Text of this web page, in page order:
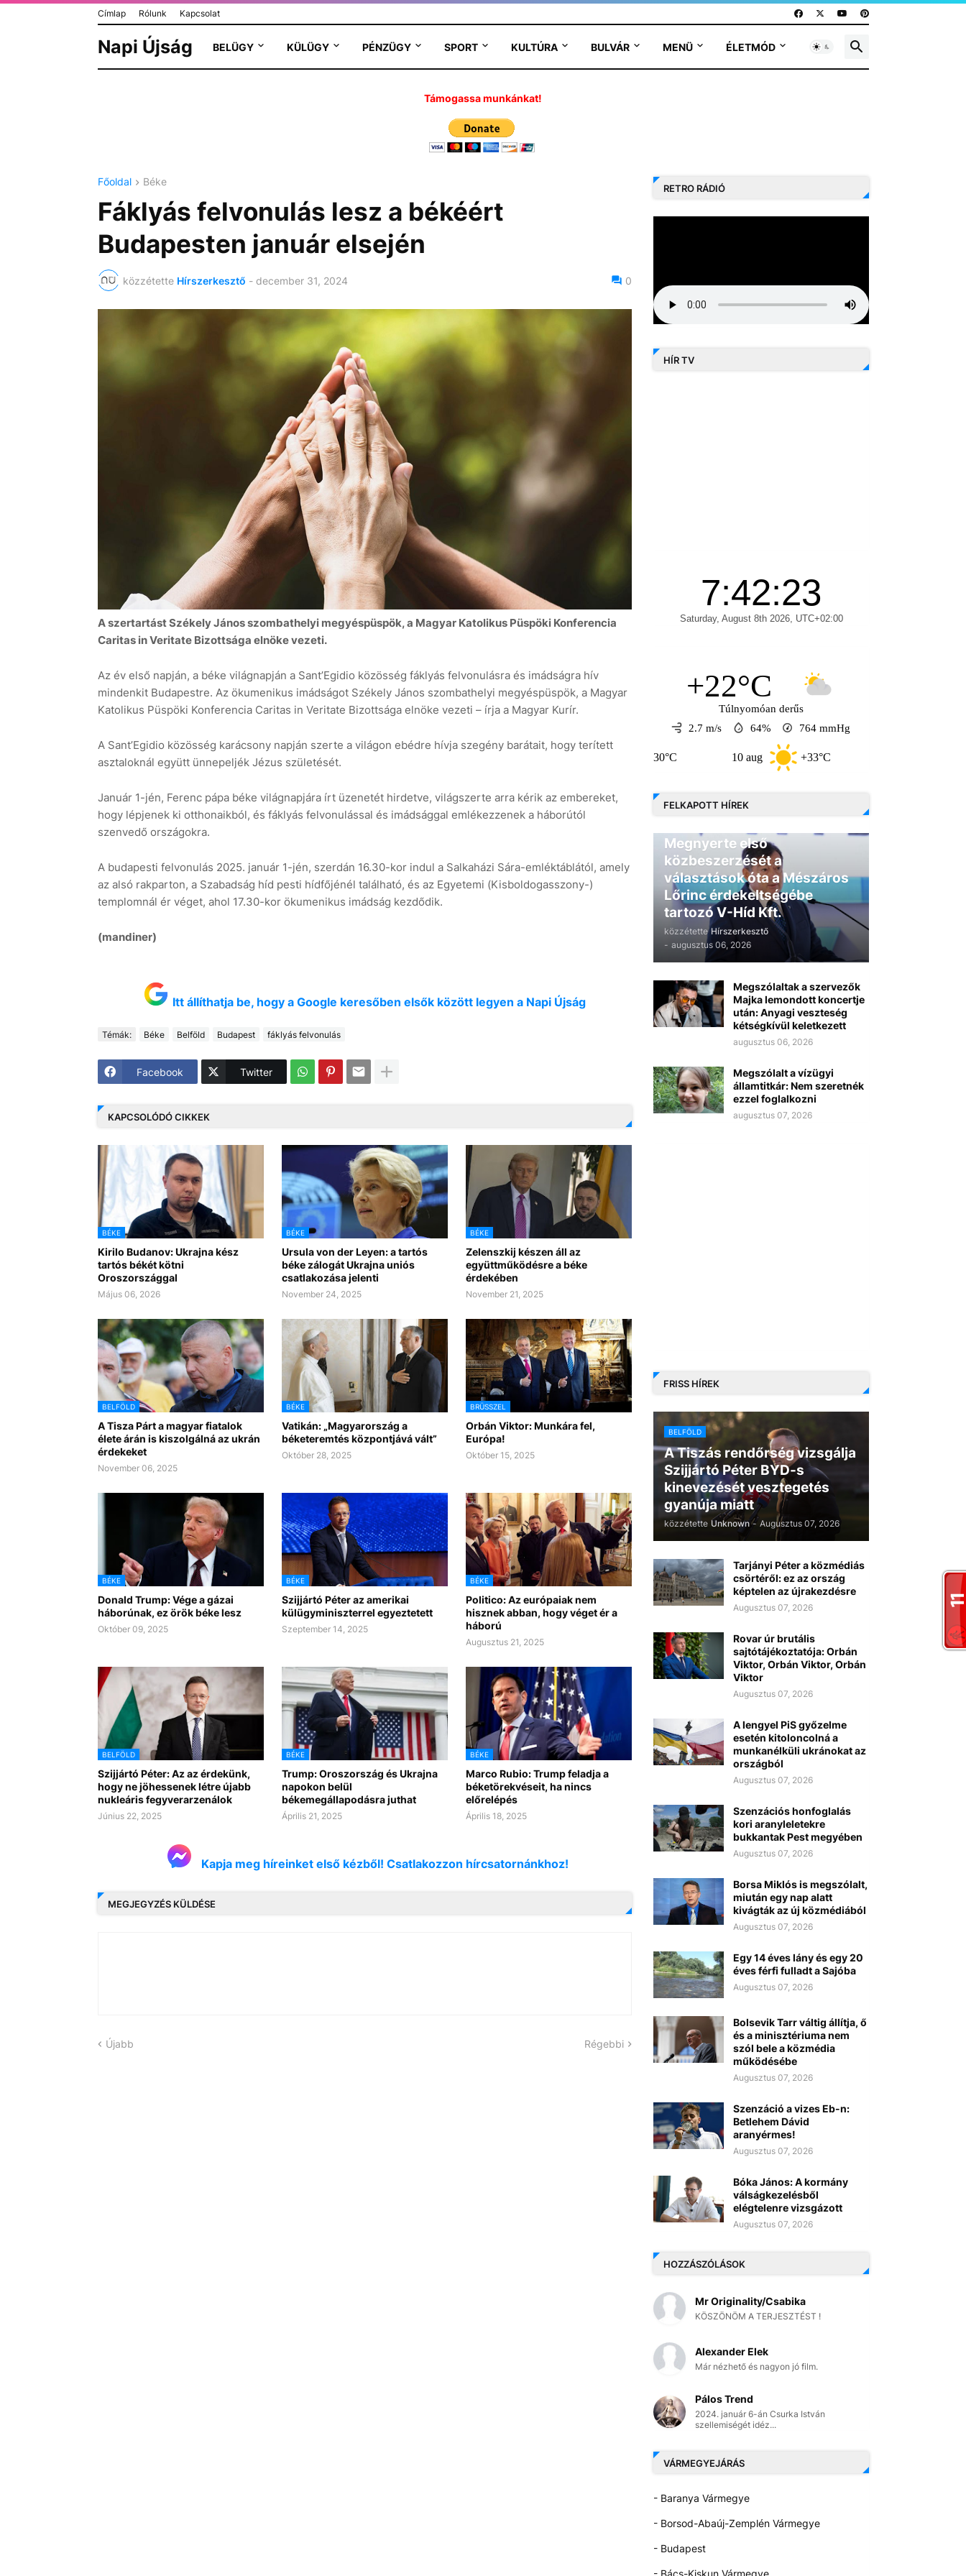
Címlap Rólunk Kapcsolat
Napi Újság BELÜGY KÜLÜGY PÉNZÜGY SPORT KULTÚRA BULVÁR MENÜ ÉLETMÓD
Támogassa munkánkat!
Főoldal Béke
Fáklyás felvonulás lesz a békéért
Budapesten január elsején
közzétette Hírszerkesztő - december 31, 2024 0
A szertartást Székely János szombathelyi megyéspüspök, a Magyar Katolikus Püspöki Konferencia
Caritas in Veritate Bizottsága elnöke vezeti.
Az év első napján, a béke világnapján a Sant’Egidio közösség fáklyás felvonulásra és imádságra hív
mindenkit Budapestre. Az ökumenikus imádságot Székely János szombathelyi megyéspüspök, a Magyar
Katolikus Püspöki Konferencia Caritas in Veritate Bizottsága elnöke vezeti – írja a Magyar Kurír.
A Sant’Egidio közösség karácsony napján szerte a világon ebédre hívja szegény barátait, hogy terített
asztaloknál együtt ünnepeljék Jézus születését.
Január 1-jén, Ferenc pápa béke világnapjára írt üzenetét hirdetve, világszerte arra kérik az embereket,
hogy lépjenek ki otthonaikból, és fáklyás felvonulással és imádsággal emlékezzenek a háborútól
szenvedő országokra.
A budapesti felvonulás 2025. január 1-jén, szerdán 16.30-kor indul a Salkaházi Sára-emléktáblától, amely
az alsó rakparton, a Szabadság híd pesti hídfőjénél található, és az Egyetemi (Kisboldogasszony-)
templomnál ér véget, ahol 17.30-kor ökumenikus imádság kezdődik.
(mandiner)
Itt állíthatja be, hogy a Google keresőben elsők között legyen a Napi Újság
Témák: Béke Belföld Budapest fáklyás felvonulás
Facebook Twitter
KAPCSOLÓDÓ CIKKEK
BÉKE
Kirilo Budanov: Ukrajna kész
tartós békét kötni
Oroszországgal
Május 06, 2026
BÉKE
Ursula von der Leyen: a tartós
béke zálogát Ukrajna uniós
csatlakozása jelenti
November 24, 2025
BÉKE
Zelenszkij készen áll az
együttműködésre a béke
érdekében
November 21, 2025
BELFÖLD
A Tisza Párt a magyar fiatalok
élete árán is kiszolgálná az ukrán
érdekeket
November 06, 2025
BÉKE
Vatikán: „Magyarország a
béketeremtés központjává vált”
Október 28, 2025
BRÜSSZEL
Orbán Viktor: Munkára fel,
Európa!
Október 15, 2025
BÉKE
Donald Trump: Vége a gázai
háborúnak, ez örök béke lesz
Október 09, 2025
BÉKE
Szijjártó Péter az amerikai
külügyminiszterrel egyeztetett
Szeptember 14, 2025
BÉKE
Politico: Az európaiak nem
hisznek abban, hogy véget ér a
háború
Augusztus 21, 2025
BELFÖLD
Szijjártó Péter: Az az érdekünk,
hogy ne jöhessenek létre újabb
nukleáris fegyverarzenálok
Június 22, 2025
BÉKE
Trump: Oroszország és Ukrajna
napokon belül
békemegállapodásra juthat
Április 21, 2025
BÉKE
Marco Rubio: Trump feladja a
béketörekvéseit, ha nincs
előrelépés
Április 18, 2025
Kapja meg híreinket első kézből! Csatlakozzon hírcsatornánkhoz!
MEGJEGYZÉS KÜLDÉSE
Újabb Régebbi
RETRO RÁDIÓ
HÍR TV
+22°C
Túlnyomóan derűs
2.7 m/s
64% 764 mmHg
+33°C
FELKAPOTT HÍREK
Megnyerte első
közbeszerzését a
választások óta a Mészáros
Lőrinc érdekeltségébe
tartozó V-Híd Kft.
közzétette Hírszerkesztő
- augusztus 06, 2026
Megszólaltak a szervezők
Majka lemondott koncertje
után: Anyagi veszteség
kétségkívül keletkezett
augusztus 06, 2026
Megszólalt a vízügyi
államtitkár: Nem szeretnék
ezzel foglalkozni
augusztus 07, 2026
FRISS HÍREK
BELFÖLD
A Tiszás rendőrség vizsgálja
Szijjártó Péter BYD-s
kinevezését vesztegetés
gyanúja miatt
közzétette Unknown - Augusztus 07, 2026
Tarjányi Péter a közmédiás
csörtéről: ez az ország
képtelen az újrakezdésre
Augusztus 07, 2026
Rovar úr brutális
sajtótájékoztatója: Orbán
Viktor, Orbán Viktor, Orbán
Viktor
Augusztus 07, 2026
A lengyel PiS győzelme
esetén kitoloncolná a
munkanélküli ukránokat az
országból
Augusztus 07, 2026
Szenzációs honfoglalás
kori aranyleletekre
bukkantak Pest megyében
Augusztus 07, 2026
Borsa Miklós is megszólalt,
miután egy nap alatt
kivágták az új közmédiából
Augusztus 07, 2026
Egy 14 éves lány és egy 20
éves férfi fulladt a Sajóba
Augusztus 07, 2026
Bolsevik Tarr váltig állítja, ő
és a minisztériuma nem
szól bele a közmédia
működésébe
Augusztus 07, 2026
Szenzáció a vizes Eb-n:
Betlehem Dávid
aranyérmes!
Augusztus 07, 2026
Bóka János: A kormány
válságkezelésből
elégtelenre vizsgázott
Augusztus 07, 2026
HOZZÁSZÓLÁSOK
Mr Originality/Csabika
KÖSZÖNÖM A TERJESZTÉST !
Alexander Elek
Már nézhető és nagyon jó film.
Pálos Trend
2024. január 6-án Csurka István
szellemiségét idéz...
VÁRMEGYEJÁRÁS
- Baranya Vármegye
- Borsod-Abaúj-Zemplén Vármegye
- Budapest
- Bács-Kiskun Vármegye